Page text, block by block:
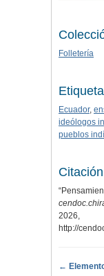
Folletería
Ecuador,
ideólogos
pueblos
Citación
2026,
http://
←